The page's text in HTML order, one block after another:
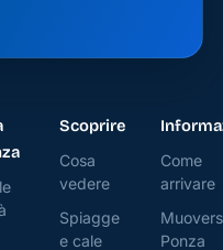
Scoprire
Cosa
vedere
Spiagge
e cale
Come
arrivare
Ponza